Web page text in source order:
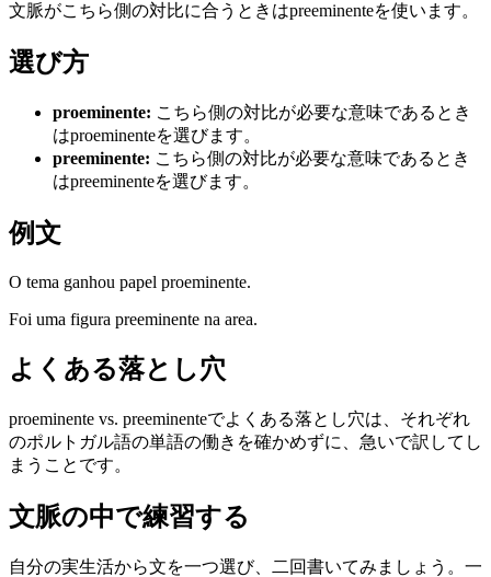
文脈がこちら側の対比に合うときはpreeminenteを使います。
選び方
proeminente: こちら側の対比が必要な意味であるとき
はproeminenteを選びます。
preeminente: こちら側の対比が必要な意味であるとき
はpreeminenteを選びます。
例文
O tema ganhou papel proeminente.
Foi uma figura preeminente na area.
よくある落とし穴
proeminente vs. preeminenteでよくある落とし穴は、それぞれ
のポルトガル語の単語の働きを確かめずに、急いで訳してし
まうことです。
文脈の中で練習する
自分の実生活から文を一つ選び、二回書いてみましょう。一